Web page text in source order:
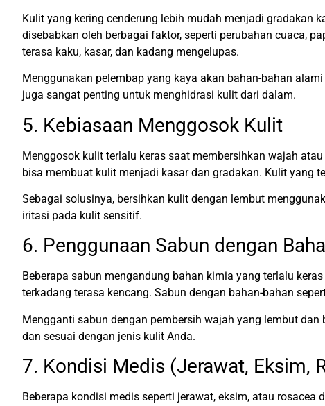
Kulit yang kering cenderung lebih mudah menjadi gradakan
disebabkan oleh berbagai faktor, seperti perubahan cuaca,
terasa kaku, kasar, dan kadang mengelupas.
Menggunakan pelembap yang kaya akan bahan-bahan
juga sangat penting untuk menghidrasi kulit dari dalam.
5. Kebiasaan Menggosok Kulit
Menggosok kulit terlalu keras saat membersihkan wajah
bisa membuat kulit menjadi kasar dan gradakan. Kulit yang
Sebagai solusinya, bersihkan kulit dengan lembut
iritasi pada kulit sensitif.
6. Penggunaan Sabun dengan
Beberapa sabun mengandung bahan kimia yang terlalu
terkadang terasa kencang. Sabun dengan bahan-bahan
Mengganti sabun dengan pembersih wajah yang lembut
dan sesuai dengan jenis kulit Anda.
7. Kondisi Medis (Jerawat, Eksim,
Beberapa kondisi medis seperti jerawat, eksim, atau